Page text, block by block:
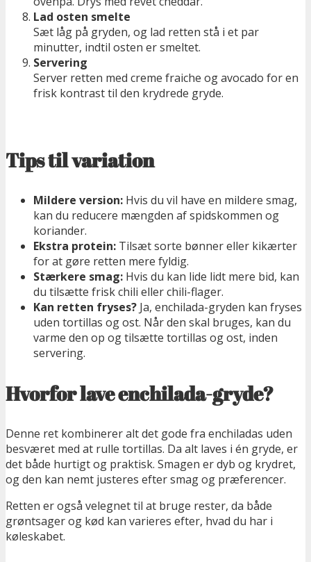
Lad osten smelte
Sæt låg på gryden, og lad retten stå i et par
minutter, indtil osten er smeltet.
Servering
Server retten med creme fraiche og avocado for en
frisk kontrast til den krydrede gryde.
Tips til variation
Mildere version: Hvis du vil have en mildere smag,
kan du reducere mængden af spidskommen og
koriander.
Ekstra protein: Tilsæt sorte bønner eller kikærter
for at gøre retten mere fyldig.
Stærkere smag: Hvis du kan lide lidt mere bid, kan
du tilsætte frisk chili eller chili-flager.
Kan retten fryses? Ja, enchilada-gryden kan fryses
uden tortillas og ost. Når den skal bruges, kan du
varme den op og tilsætte tortillas og ost, inden
servering.
Hvorfor lave enchilada-gryde?
Denne ret kombinerer alt det gode fra enchiladas uden
besværet med at rulle tortillas. Da alt laves i én gryde, er
det både hurtigt og praktisk. Smagen er dyb og krydret,
og den kan nemt justeres efter smag og præferencer.
Retten er også velegnet til at bruge rester, da både
grøntsager og kød kan varieres efter, hvad du har i
køleskabet.